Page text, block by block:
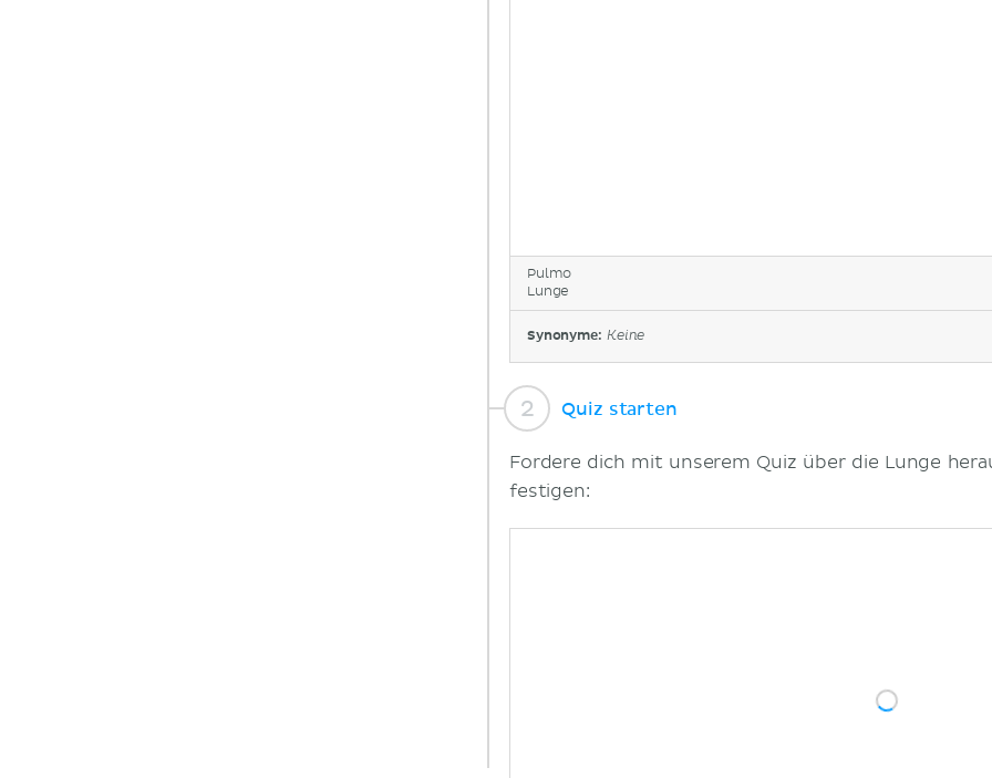
Pulmo
Lunge
Synonyme: Keine
Quiz starten
Fordere dich mit unserem Quiz über die Lunge
festigen: